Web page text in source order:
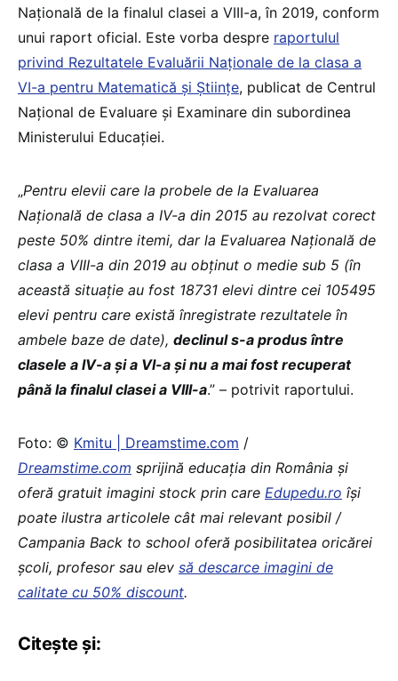
Națională de la finalul clasei a VIII-a, în 2019, conform
unui raport oficial. Este vorba despre raportulul
privind Rezultatele Evaluării Naționale de la clasa a
VI-a pentru Matematică și Științe, publicat de Centrul
Național de Evaluare și Examinare din subordinea
Ministerului Educației.
„Pentru elevii care la probele de la Evaluarea
Națională de clasa a IV-a din 2015 au rezolvat corect
peste 50% dintre itemi, dar la Evaluarea Națională de
clasa a VIII-a din 2019 au obținut o medie sub 5 (în
această situație au fost 18731 elevi dintre cei 105495
elevi pentru care există înregistrate rezultatele în
ambele baze de date), declinul s-a produs între
clasele a IV-a și a VI-a și nu a mai fost recuperat
până la finalul clasei a VIII-a.” – potrivit raportului.
Foto: © Kmitu | Dreamstime.com /
Dreamstime.com sprijină educaţia din România şi
oferă gratuit imagini stock prin care Edupedu.ro îşi
poate ilustra articolele cât mai relevant posibil /
Campania Back to school oferă posibilitatea oricărei
școli, profesor sau elev să descarce imagini de
calitate cu 50% discount.
Citește și: